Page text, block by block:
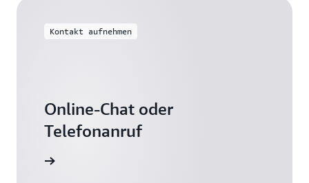
Kontakt aufnehmen
Online-Chat oder
Telefonanruf